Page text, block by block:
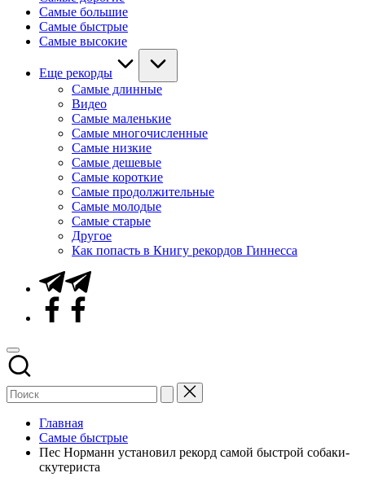
Самые большие
Самые быстрые
Самые высокие
Еще рекорды
Самые длинные
Видео
Самые маленькие
Самые многочисленные
Самые низкие
Самые дешевые
Самые короткие
Самые продолжительные
Самые молодые
Самые старые
Другое
Как попасть в Книгу рекордов Гиннесса
Telegram
Facebook
Главная
Самые быстрые
Пес Норманн установил рекорд самой быстрой собаки-
скутериста